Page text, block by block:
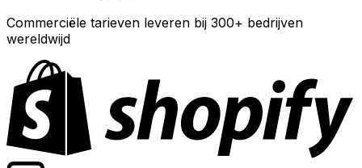
Commerciële tarieven leveren bij 300+ bedrijven
wereldwijd